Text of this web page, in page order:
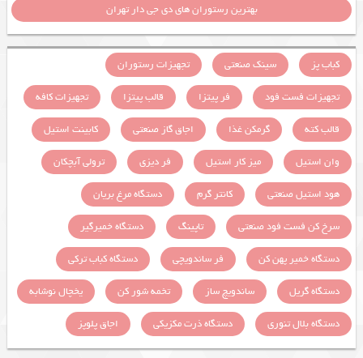
بهترین رستوران های دی جی دار تهران
کباب پز سینک صنعتی
تجهیزات رستوران
تجهیزات فست فود
فر پیتزا قالب پیتزا
تجهیزات کافه
قالب کته
گرمکن غذا اجاق گاز صنعتی
کابینت استیل
وان استیل
میز کار استیل فر دیزی
ترولی آبچکان
هود استیل صنعتی
کانتر گرم
دستگاه مرغ بریان
سرخ کن فست فود صنعتی
تاپینگ
دستگاه خمیرگیر
دستگاه خمیر پهن کن
فر ساندویچی
دستگاه کباب ترکی
دستگاه گریل
ساندویچ ساز تخمه شور کن
یخچال نوشابه
دستگاه بلال تنوری
دستگاه ذرت مکزیکی اجاق پلوپز